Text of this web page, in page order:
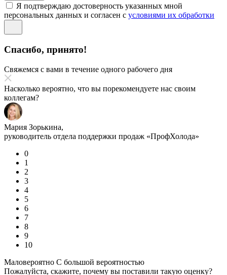
Я подтверждаю достоверность указанных мной
персональных данных и согласен с условиями их обработки
Спасибо, принято!
Свяжемся с вами в течение одного рабочего дня
Насколько вероятно, что вы порекомендуете нас своим
коллегам?
Мария Зорькина,
руководитель отдела поддержки продаж «ПрофХолода»
0
1
2
3
4
5
6
7
8
9
10
Маловероятно С большой вероятностью
Пожалуйста, скажите, почему вы поставили такую оценку?